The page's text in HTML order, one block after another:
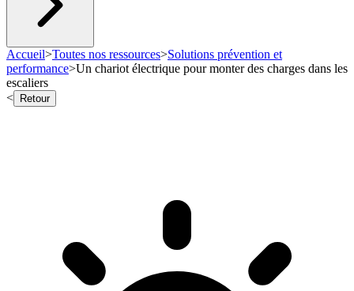
Accueil>Toutes nos ressources>Solutions prévention et
performance>Un chariot électrique pour monter des charges dans les
escaliers
<
Retour